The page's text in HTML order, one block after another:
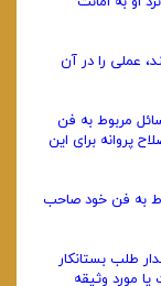
عملی را در آن
مربوط به فن
پروانه برای این
به فن خود صاحب
طلب بستانکار
مورد وثیقه